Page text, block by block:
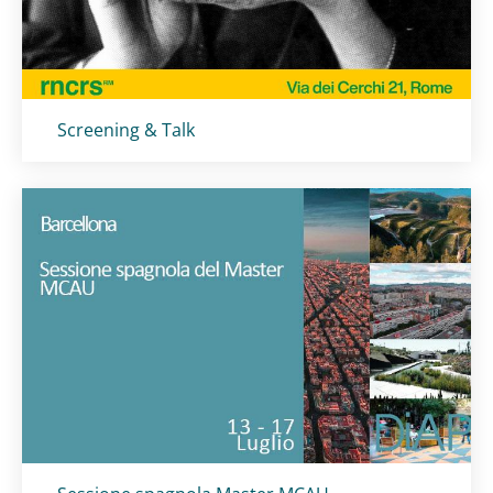
Titolo card:
Screening & Talk